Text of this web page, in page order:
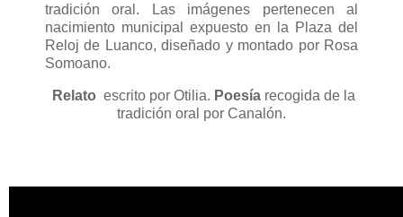
tradición oral. Las imágenes pertenecen al
nacimiento municipal expuesto en la Plaza del
Reloj de Luanco, diseñado y montado por Rosa
Somoano.
Relato escrito por Otilia. Poesíarecogida de la
tradición oral por Canalón.